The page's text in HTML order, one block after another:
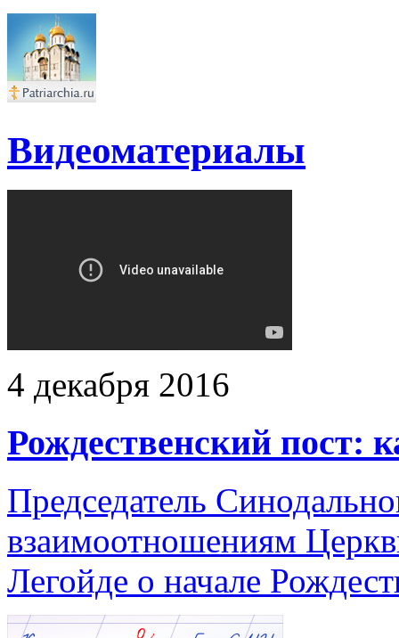
Видеоматериалы
4 декабря 2016
Рождественский пост:
Председатель
взаимоотношениям
Легойде о начале